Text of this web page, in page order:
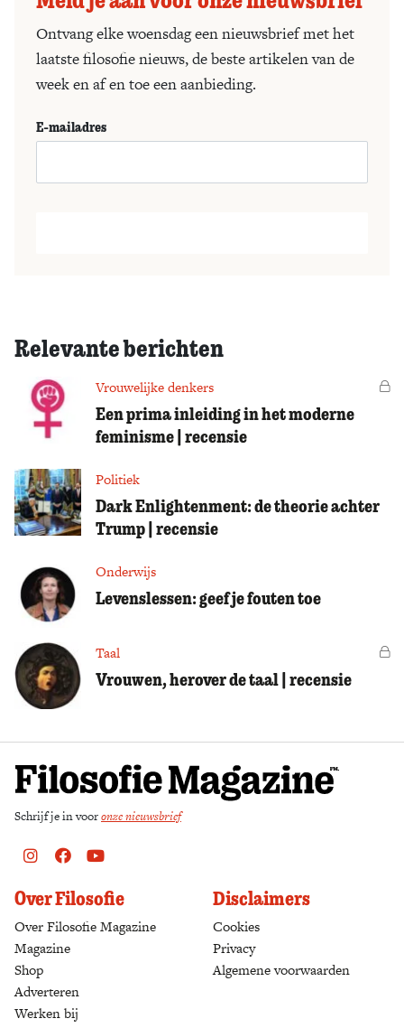
Ontvang elke woensdag een nieuwsbrief met het
laatste filosofie nieuws, de beste artikelen van de
week en af en toe een aanbieding.
E-mailadres
Relevante berichten
Vrouwelijke denkers
Een prima inleiding in het moderne
feminisme | recensie
Politiek
Dark Enlightenment: de theorie achter
Trump | recensie
Onderwijs
Levenslessen: geef je fouten toe
Taal
Vrouwen, herover de taal | recensie
Schrijf je in vooronze nieuwsbrief
Instagram
FacebookYoutube
Over Filosofie
Over Filosofie Magazine
Magazine
Shop
Adverteren
Werken bij
Disclaimers
Cookies
Privacy
Algemene voorwaarden